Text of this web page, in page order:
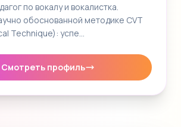
по вокалу и вокалистка.
обоснованной методике CVT
Technique): успе…
Смотреть профиль